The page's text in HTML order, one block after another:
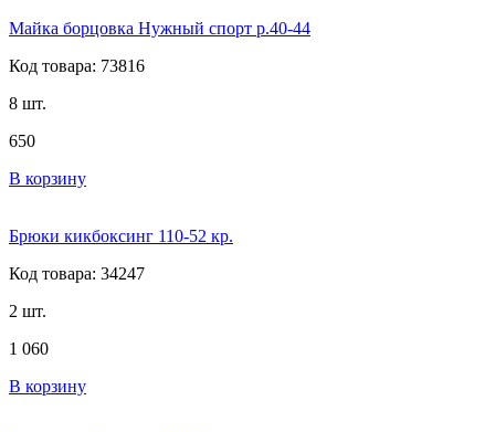
Майка борцовка Нужный спорт р.40-44
Код товара: 73816
8 шт.
650
В корзину
Брюки кикбоксинг 110-52 кр.
Код товара: 34247
2 шт.
1 060
В корзину